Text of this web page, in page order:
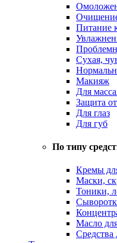
Питание
Сухая,
Макияж
Для
Защита
Для глаз
Для губ
По типу
Кремы
Маски,
Тоники,
Масло
Средства